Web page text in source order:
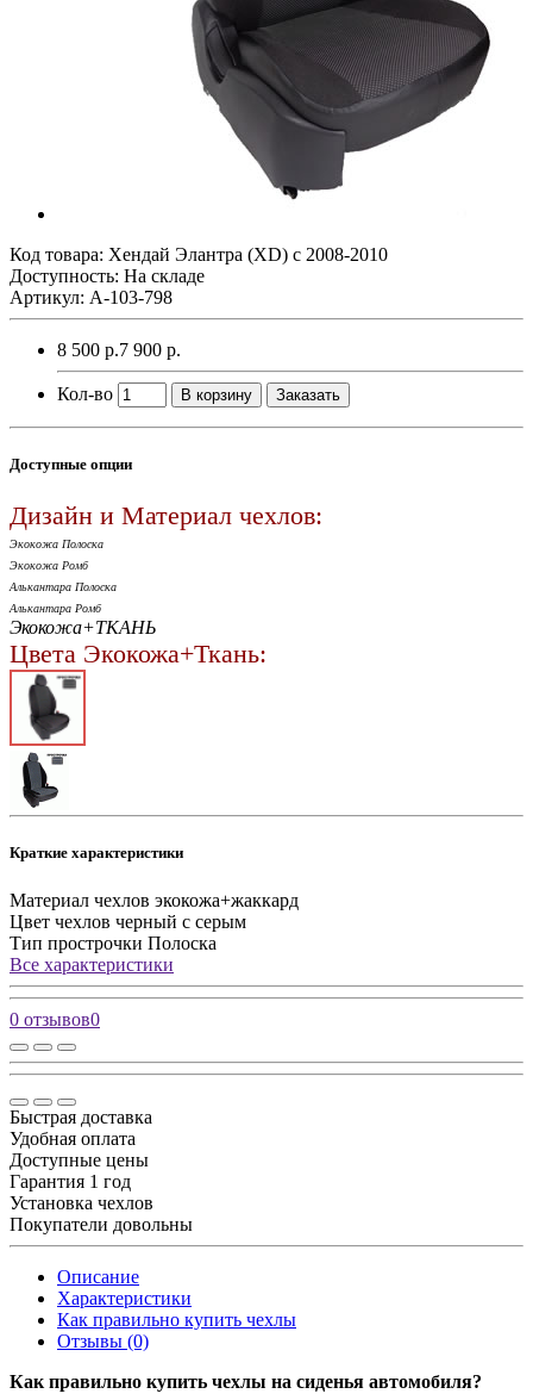
Код товара: Хендай Элантра (XD) с 2008-2010
Доступность: На складе
Артикул: A-103-798
8 500 р.7 900 р.
Кол-во В корзину Заказать
Доступные опции
Дизайн и Материал чехлов:
Экокожа Полоска
Экокожа Ромб
Алькантара Полоска
Алькантара Ромб
Экокожа+ТКАНЬ
Цвета Экокожа+Ткань:
Краткие характеристики
Материал чехлов экокожа+жаккард
Цвет чехлов черный с серым
Тип прострочки Полоска
Все характеристики
0 отзывов0
Быстрая доставка
Удобная оплата
Доступные цены
Гарантия 1 год
Установка чехлов
Покупатели довольны
Описание
Характеристики
Как правильно купить чехлы
Отзывы (0)
Как правильно купить чехлы на сиденья автомобиля?